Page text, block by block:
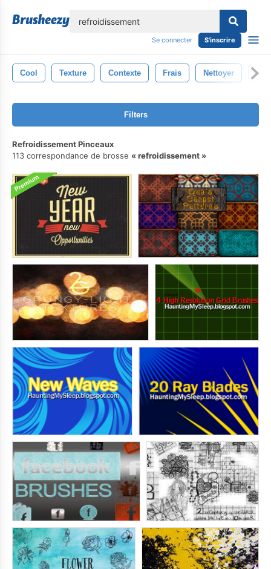
Se connecter S'inscrire
Cool Texture Contexte Frais Nettoyer
Filters
Refroidissement Pinceaux
113 correspondance de brosse
refroidissement